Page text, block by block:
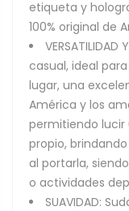
etiqueta y
100% original de
casual, ideal
lugar, una
América y los
permitiendo lucir
propio,
al portarla,
o actividades
SUAVIDAD: